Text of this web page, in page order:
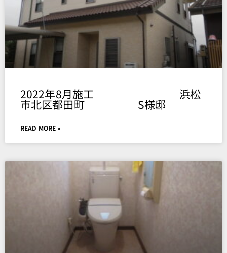
2022年8月施工 浜松
市北区都田町 S様邸
READ MORE »